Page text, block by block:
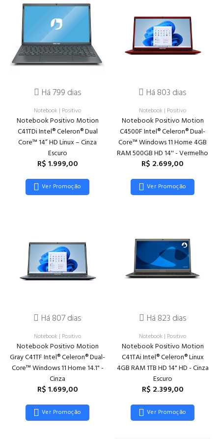
Há 799 dias
Notebook | Positivo
Notebook Positivo Motion
C41TDi Intel® Celeron® Dual
Core™ 14” HD Linux – Cinza
Escuro
R$ 1.999,00
Ver Promoção
Há 803 dias
Notebook | Positivo
Notebook Positivo Motion
C4500F Intel® Celeron® Dual-
Core™ Windows 11 Home 4GB
RAM 500GB HD 14'' - Vermelho
R$ 2.699,00
Ver Promoção
Há 807 dias
Notebook | Positivo
Notebook Positivo Motion
Gray C41TF Intel® Celeron® Dual-
Core™ Windows 11 Home 14.1" -
Cinza
R$ 1.699,00
Ver Promoção
Há 823 dias
Notebook | Positivo
Notebook Positivo Motion
C41TAi Intel® Celeron® Linux
4GB RAM 1TB HD 14" HD - Cinza
Escuro
R$ 2.399,00
Ver Promoção